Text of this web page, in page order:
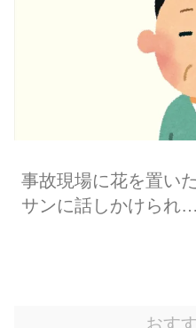
事故現場に花を置い
サンに話しかけられ…
おす